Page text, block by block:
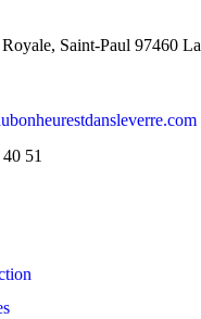
Royale, Saint-Paul 97460 La
51